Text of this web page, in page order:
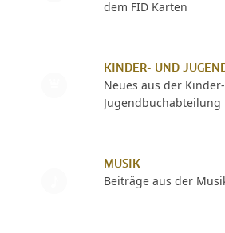
dem FID Karten
KINDER- UND
Neues aus der
Jugendbuchabteilung
MUSIK
Beiträge aus der